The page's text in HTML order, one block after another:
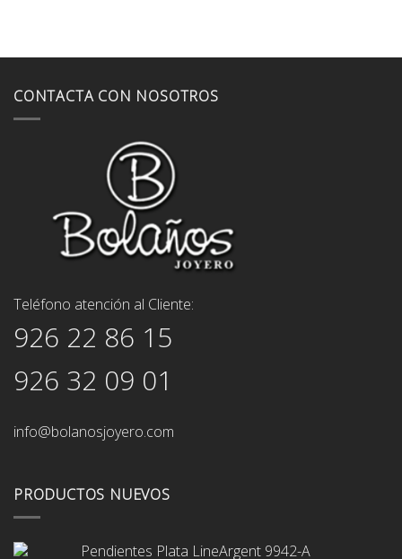
CONTACTA CON NOSOTROS
Teléfono atención al Cliente:
926 22 86 15
926 32 09 01
info@bolanosjoyero.com
PRODUCTOS NUEVOS
Pendientes Plata LineArgent 9942-A